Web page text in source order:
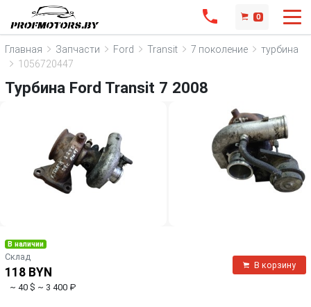
0
Главная Запчасти Ford Transit 7 поколение
турбина
1056720447
Турбина Ford Transit 7 2008
В наличии
Склад
118 BYN
~ 40 $ ~ 3 400 ₽
В корзину